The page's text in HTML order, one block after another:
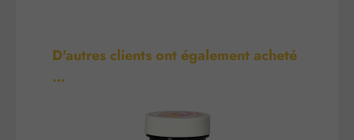
Ignorer la galerie de produits
D'autres clients ont également acheté
…